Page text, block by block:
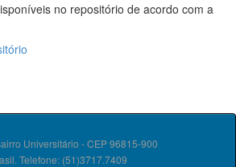
no repositório de acordo com a
Universitário - CEP 96815-900
Telefone: (51)3717.7409